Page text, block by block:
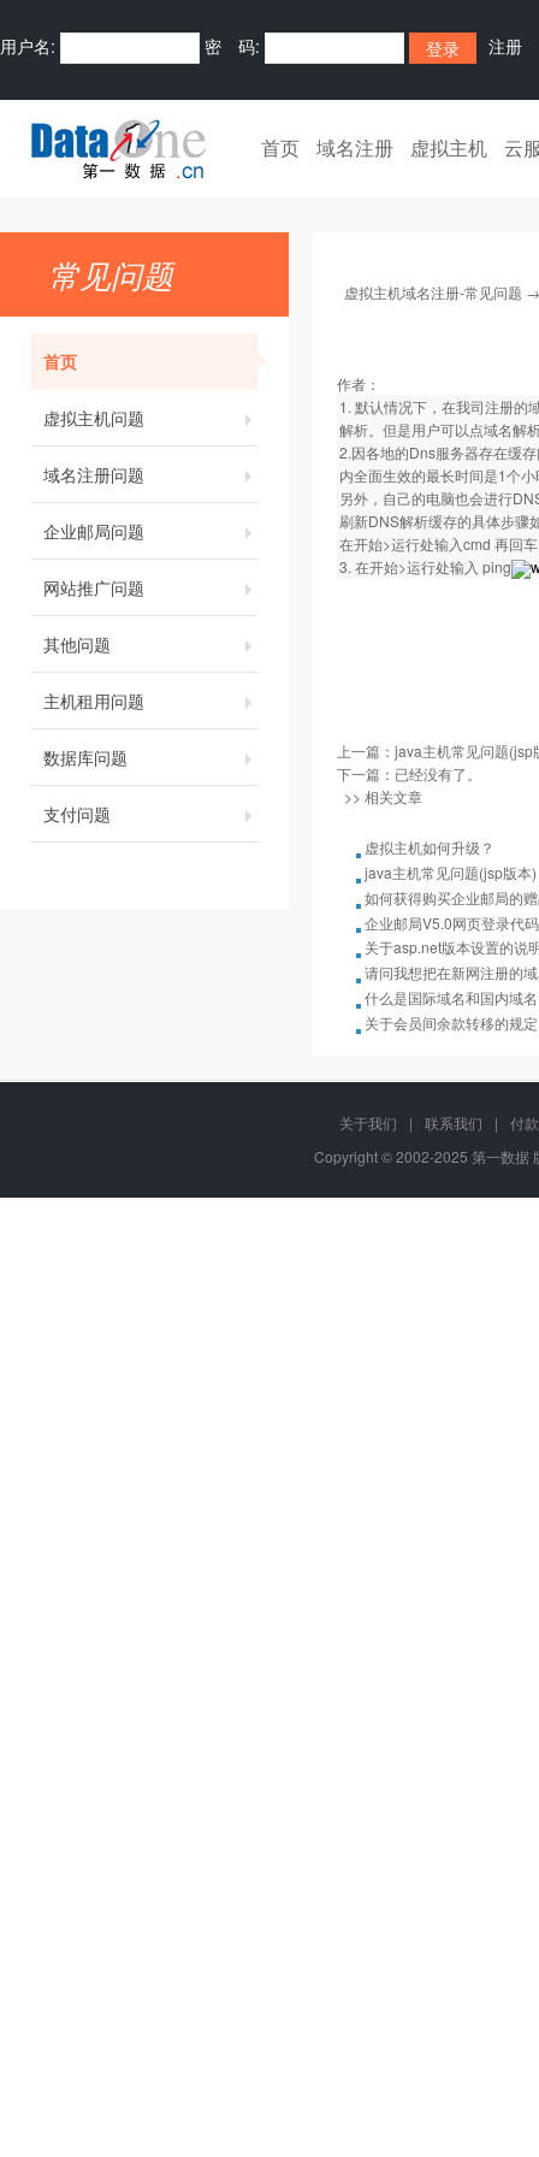
用户名: 密 码: 注册
首页 域名注册 虚拟主机 云
常见问题
首页
虚拟主机问题
域名注册问题
企业邮局问题
网站推广问题
其他问题
主机租用问题
数据库问题
支付问题
虚拟主机域名注册-常见问题
作者：
1. 默认情况下，在我司注册的
解析。但是用户可以点域名解
2.因各地的Dns服务器存在缓
内全面生效的最长时间是1个
另外，自己的电脑也会进行
刷新DNS解析缓存的具体步骤
在开始>运行处输入cmd 再回
3. 在开始>运行处输入 ping
上一篇： java主机常见问题(jsp
下一篇：已经没有了。
>> 相关文章
虚拟主机如何升级？
java主机常见问题(jsp版本)
如何获得购买企业邮局的
企业邮局V5.0网页登录代码
关于asp.net版本设置的说
请问我想把在新网注册的
什么是国际域名和国内域
关于会员间余款转移的规定
关于我们 | 联系我们 |
付
Copyright © 2002-2025 第一数据